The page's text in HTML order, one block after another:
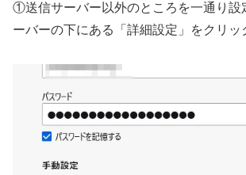
①送信サーバー以外のところを一通り設
ーバーの下にある「詳細設定」をクリッ